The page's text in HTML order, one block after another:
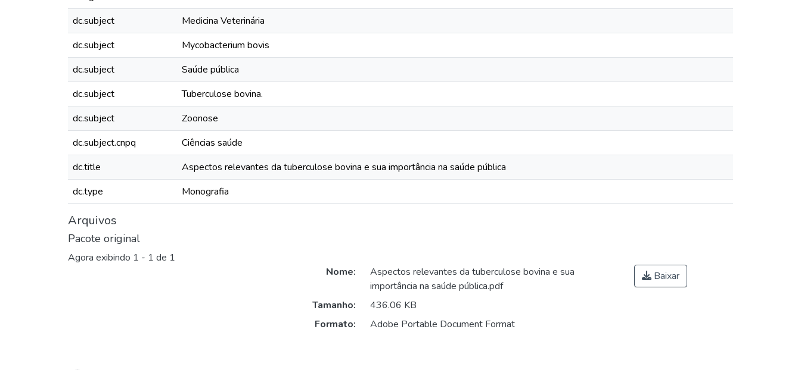
dc.subject
Medicina Veterinária
dc.subject
Mycobacterium bovis
dc.subject
Saúde pública
dc.subject
Tuberculose bovina.
dc.subject
Zoonose
dc.subject.cnpq
Ciências saúde
dc.title
Aspectos relevantes da tuberculose bovina e sua importância na saúde pública
dc.type
Monografia
Arquivos
Pacote original
Agora exibindo 1 - 1 de 1
Nome:
Aspectos relevantes da tuberculose bovina e sua
importância na saúde pública.pdf
Tamanho:
436.06 KB
Formato:
Adobe Portable Document Format
Baixar